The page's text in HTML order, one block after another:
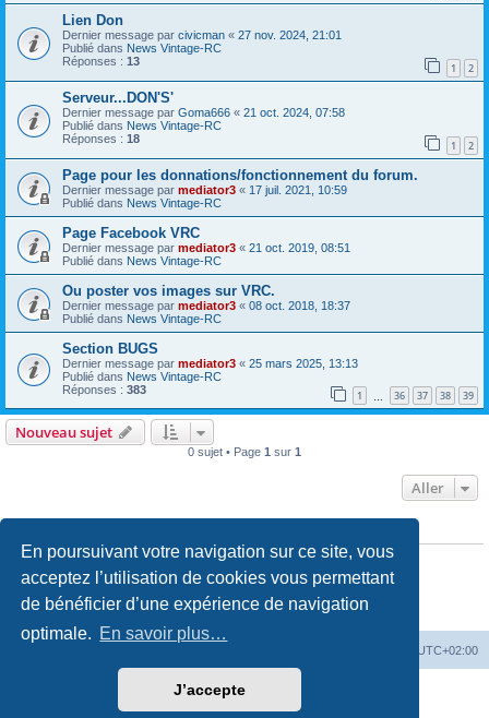
En poursuivant votre navigation sur ce site, vous
acceptez l’utilisation de cookies vous permettant
de bénéficier d’une expérience de navigation
optimale. En savoir plus…
J’accepte
Lien Don
Dernier message par civicman « 27 nov. 2024, 21:01
Publié dans News Vintage-RC
Réponses : 13 1 2
Serveur...DON'S'
Dernier message par Goma666 « 21 oct. 2024, 07:58
Publié dans News Vintage-RC
Réponses : 18 1 2
Page pour les donnations/fonctionnement du forum.
Dernier message par mediator3 « 17 juil. 2021, 10:59
Publié dans News Vintage-RC
Page Facebook VRC
Dernier message par mediator3 « 21 oct. 2019, 08:51
Publié dans News Vintage-RC
Ou poster vos images sur VRC.
Dernier message par mediator3 « 08 oct. 2018, 18:37
Publié dans News Vintage-RC
Section BUGS
Dernier message par mediator3 « 25 mars 2025, 13:13
Publié dans News Vintage-RC
Réponses : 383 1 36 37 38 39
Nouveau sujet
0 sujet • Page 1 sur 1
Aller
Vousne pouvez paspublier de nouveaux sujets dans ce forum
ne pouvez pasrépondre aux sujets dans ce forum
Vousne pouvez pasmodifier vos messages dans ce forum
Vousne pouvez passupprimer vos messages dans ce forum
transférer de pièces jointes dans ce forum
UTC+02:00
phpBB® Forum Software © phpBB Limited
©